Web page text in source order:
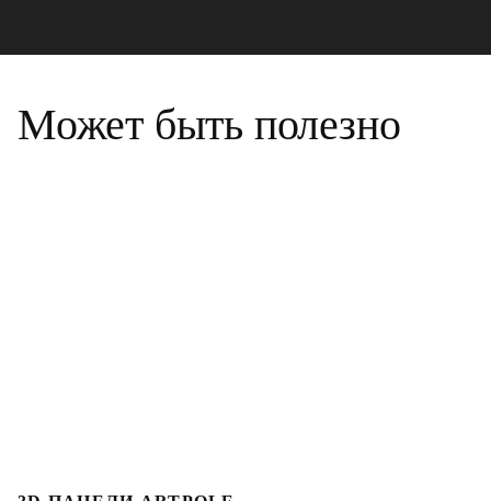
Может быть полезно